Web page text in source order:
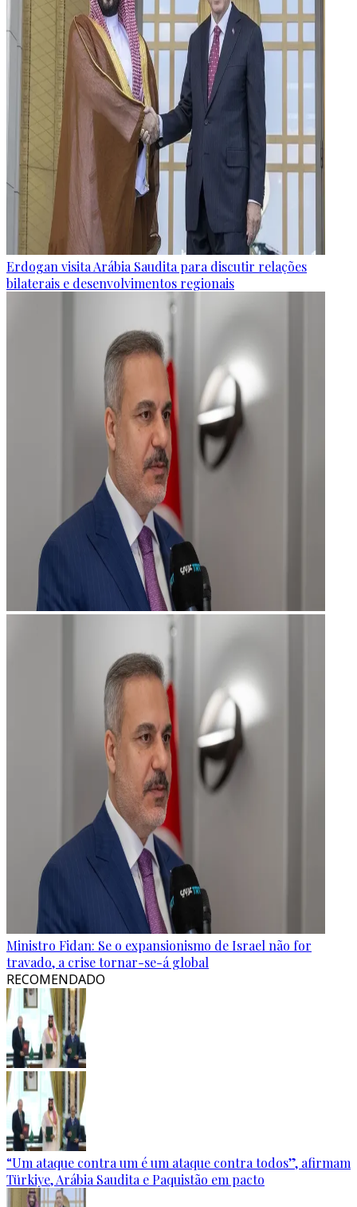
Erdogan visita Arábia Saudita para discutir relações
bilaterais e desenvolvimentos regionais
Ministro Fidan: Se o expansionismo de Israel não for
travado, a crise tornar-se-á global
RECOMENDADO
“Um ataque contra um é um ataque contra todos”, afirmam
Türkiye, Arábia Saudita e Paquistão em pacto